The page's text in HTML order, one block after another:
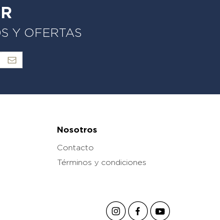
Y OFERTAS
Nosotros
Contacto
Términos y condiciones